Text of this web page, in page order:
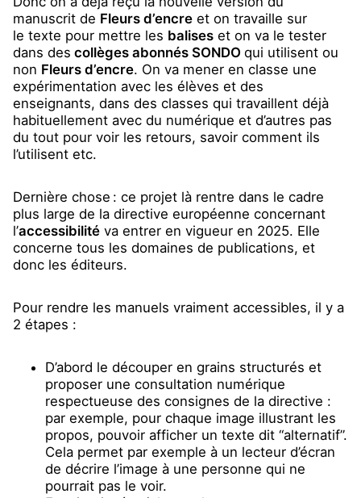
manuscrit de Fleurs d’encre et on travaille sur
le texte pour mettre les balises et on va le tester
dans des collèges abonnés SONDO qui utilisent ou
non Fleurs d’encre. On va mener en classe une
expérimentation avec les élèves et des
enseignants, dans des classes qui travaillent déjà
habituellement avec du numérique et d’autres pas
du tout pour voir les retours, savoir comment ils
l’utilisent etc.
Dernière chose : ce projet là rentre dans le cadre
plus large de la directive européenne concernant
l’accessibilité va entrer en vigueur en 2025. Elle
concerne tous les domaines de publications, et
donc les éditeurs.
Pour rendre les manuels vraiment accessibles, il y a
2 étapes :
D’abord le découper en grains structurés et
proposer une consultation numérique
respectueuse des consignes de la directive :
par exemple, pour chaque image illustrant les
propos, pouvoir afficher un texte dit “alternatif”.
Cela permet par exemple à un lecteur d’écran
de décrire l’image à une personne qui ne
pourrait pas le voir.